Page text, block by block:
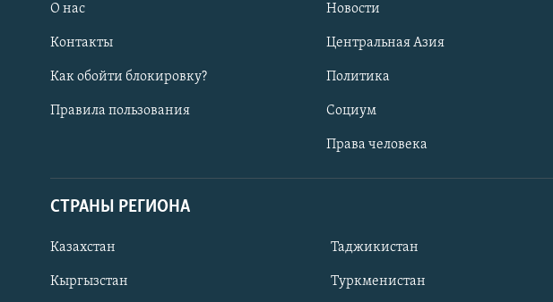
О нас
Контакты
Как обойти блокировку?
Правила пользования
Новости
Центральная Азия
Политика
Социум
Права человека
СТРАНЫ РЕГИОНА
Казахстан
Кыргызстан
Таджикистан
Туркменистан